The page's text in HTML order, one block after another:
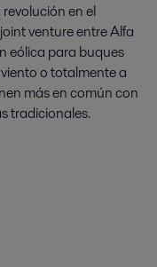
en el
venture entre Alfa
eólica para buques
o totalmente a
más en común con
tradicionales.